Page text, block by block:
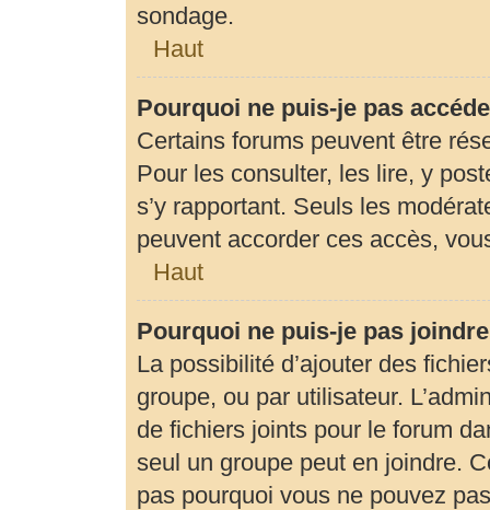
sondage.
Haut
Pourquoi ne puis-je pas
Certains forums peuvent être
Pour les consulter, les lire, y
s’y rapportant. Seuls les
peuvent accorder ces accès,
Haut
Pourquoi ne puis-je pas
La possibilité d’ajouter des
groupe, ou par utilisateur.
de fichiers joints pour le forum
seul un groupe peut en joindre.
pas pourquoi vous ne pouvez